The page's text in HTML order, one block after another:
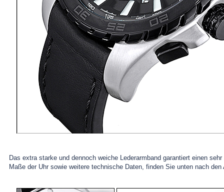
Das extra starke und dennoch weiche Lederarmband garantiert einen
Maße der Uhr sowie weitere technische Daten, finden Sie unten nach den